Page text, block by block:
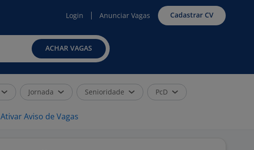
Login Anunciar Vagas Cadastrar CV
ACHAR VAGAS
Jornada Senioridade PcD
Ativar Aviso de Vagas